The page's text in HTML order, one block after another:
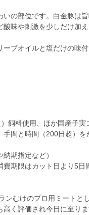
の部位です。白金豚は
味や刺激を少しだけ加
ーブオイルと塩だけの味
飼料使用、ほか国産子実
間と時間（200日超）を
期指定など）
期限はカット日より5日
ンむけのプロ用ミートと
く評価され今日に至り